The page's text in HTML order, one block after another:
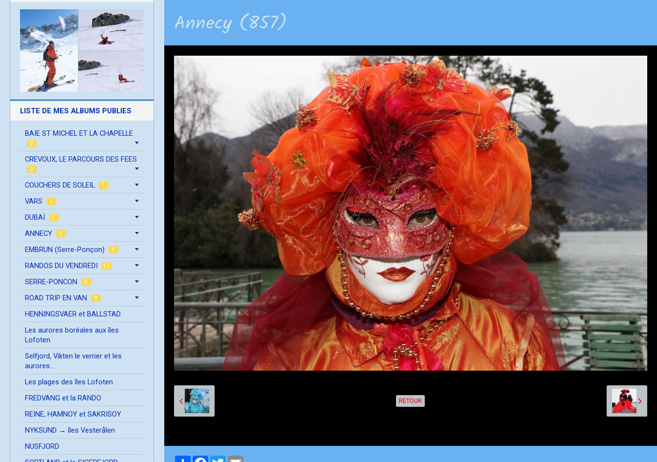
Annecy (857)
RETOUR
PartagerFacebook
Twitter
LISTE DE MES ALBUMS PUBLIES
BAIE ST MICHEL ET LA CHAPELLE
2
CREVOUX, LE PARCOURS DES FEES
2
COUCHERS DE SOLEIL 1
VARS 1
DUBAÏ 1
ANNECY 1
EMBRUN (Serre-Ponçon) 3
RANDOS DU VENDREDI 10
SERRE-PONCON 3
ROAD TRIP EN VAN 9
HENNINGSVAER et BALLSTAD
Les aurores boréales aux îles
Lofoten
Selfjord, Vikten le verrier et les
aurores...
Les plages des îles Lofoten
FREDVANG et la RANDO
REINE, HAMNOY et SAKRISOY
NYKSUND → îles Vesterålen
NUSFJORD